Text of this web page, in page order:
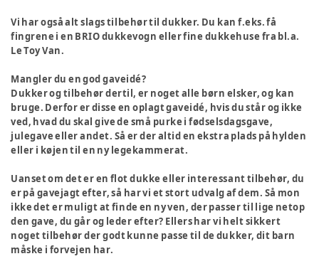
Vi har også alt slags tilbehør til dukker. Du kan f.eks. få
fingrene i en BRIO dukkevogn eller fine dukkehuse fra bl.a.
Le Toy Van.
Mangler du en god gaveidé?
Dukker og tilbehør dertil, er noget alle børn elsker, og kan
bruge. Derfor er disse en oplagt gaveidé, hvis du står og ikke
ved, hvad du skal give de små purke i fødselsdagsgave,
julegave eller andet. Så er der altid en ekstra plads på hylden
eller i køjen til en ny legekammerat.
Uanset om det er en flot dukke eller interessant tilbehør, du
er på gavejagt efter, så har vi et stort udvalg af dem. Så mon
ikke det er muligt at finde en ny ven, der passer til lige netop
den gave, du går og leder efter? Ellers har vi helt sikkert
noget tilbehør der godt kunne passe til de dukker, dit barn
måske i forvejen har.